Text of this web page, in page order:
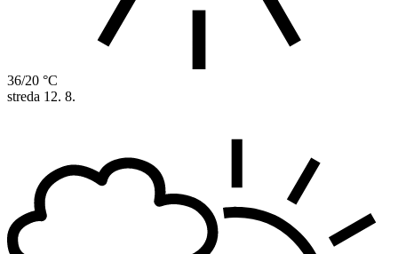
36/20 °C
streda 12. 8.